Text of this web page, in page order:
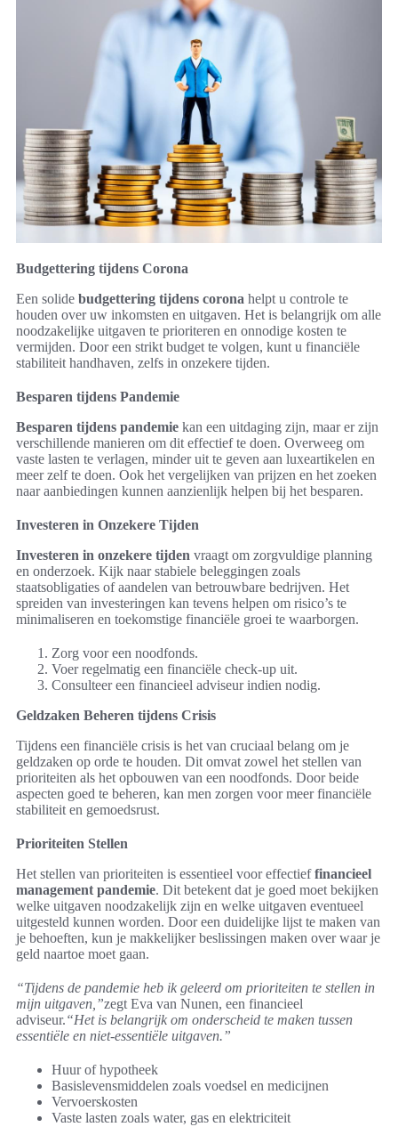
Budgettering tijdens Corona
Een solide budgettering tijdens corona helpt u controle te
houden over uw inkomsten en uitgaven. Het is belangrijk om alle
noodzakelijke uitgaven te prioriteren en onnodige kosten te
vermijden. Door een strikt budget te volgen, kunt u financiële
stabiliteit handhaven, zelfs in onzekere tijden.
Besparen tijdens Pandemie
Besparen tijdens pandemie kan een uitdaging zijn, maar er zijn
verschillende manieren om dit effectief te doen. Overweeg om
vaste lasten te verlagen, minder uit te geven aan luxeartikelen en
meer zelf te doen. Ook het vergelijken van prijzen en het zoeken
naar aanbiedingen kunnen aanzienlijk helpen bij het besparen.
Investeren in Onzekere Tijden
Investeren in onzekere tijden vraagt om zorgvuldige planning
en onderzoek. Kijk naar stabiele beleggingen zoals
staatsobligaties of aandelen van betrouwbare bedrijven. Het
spreiden van investeringen kan tevens helpen om risico’s te
minimaliseren en toekomstige financiële groei te waarborgen.
Zorg voor een noodfonds.
Voer regelmatig een financiële check-up uit.
Consulteer een financieel adviseur indien nodig.
Geldzaken Beheren tijdens Crisis
Tijdens een financiële crisis is het van cruciaal belang om je
geldzaken op orde te houden. Dit omvat zowel het stellen van
prioriteiten als het opbouwen van een noodfonds. Door beide
aspecten goed te beheren, kan men zorgen voor meer financiële
stabiliteit en gemoedsrust.
Prioriteiten Stellen
Het stellen van prioriteiten is essentieel voor effectieffinancieel
management pandemie. Dit betekent dat je goed moet bekijken
welke uitgaven noodzakelijk zijn en welke uitgaven eventueel
uitgesteld kunnen worden. Door een duidelijke lijst te maken van
je behoeften, kun je makkelijker beslissingen maken over waar je
geld naartoe moet gaan.
“Tijdens de pandemie heb ik geleerd om prioriteiten te stellen in
mijn uitgaven,”zegt Eva van Nunen, een financieel
adviseur.“Het is belangrijk om onderscheid te maken tussen
essentiële en niet-essentiële uitgaven.”
Huur of hypotheek
Basislevensmiddelen zoals voedsel en medicijnen
Vervoerskosten
Vaste lasten zoals water, gas en elektriciteit